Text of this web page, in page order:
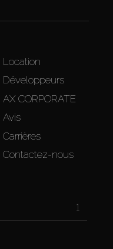
Location
Développeurs
AX CORPORATE
Avis
Carrières
Contactez-nous
1